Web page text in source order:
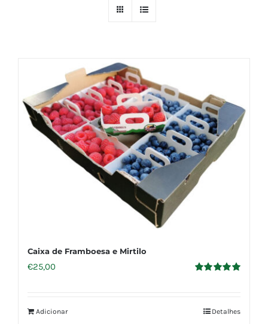
Caixa de Framboesa e Mirtilo
€25,00
Adicionar Detalhes